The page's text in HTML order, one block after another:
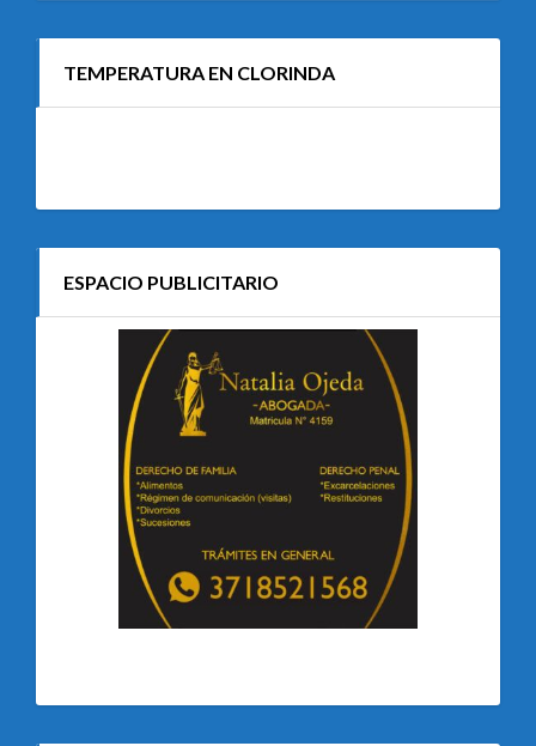
TEMPERATURA EN CLORINDA
ESPACIO PUBLICITARIO